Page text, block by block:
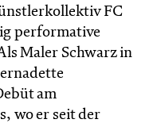
FC
performative
Maler Schwarz in
am
wo er seit der